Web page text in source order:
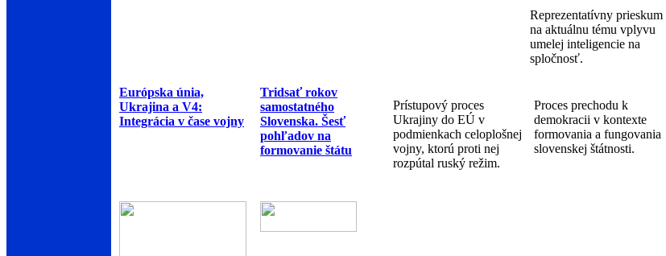
Reprezentatívny prieskum
na aktuálnu tému vplyvu
umelej inteligencie na
spločnosť.
Európska únia,
Ukrajina a V4:
Integrácia v čase vojny
Tridsať rokov
samostatného
Slovenska. Šesť
pohľadov na
formovanie štátu
Prístupový proces
Ukrajiny do EÚ v
podmienkach celoplošnej
vojny, ktorú proti nej
rozpútal ruský režim.
Proces prechodu k
demokracii v kontexte
formovania a fungovania
slovenskej štátnosti.